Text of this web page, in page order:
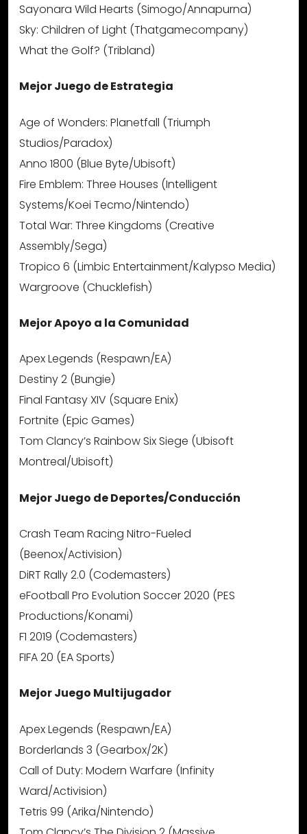
Sayonara Wild Hearts (Simogo/Annapurna)
Sky: Children of Light (Thatgamecompany)
What the Golf? (Tribland)
Mejor Juego de Estrategia
Age of Wonders: Planetfall (Triumph
Studios/Paradox)
Anno 1800 (Blue Byte/Ubisoft)
Fire Emblem: Three Houses (Intelligent
Systems/Koei Tecmo/Nintendo)
Total War: Three Kingdoms (Creative
Assembly/Sega)
Tropico 6 (Limbic Entertainment/Kalypso Media)
Wargroove (Chucklefish)
Mejor Apoyo a la Comunidad
Apex Legends (Respawn/EA)
Destiny 2 (Bungie)
Final Fantasy XIV (Square Enix)
Fortnite (Epic Games)
Tom Clancy’s Rainbow Six Siege (Ubisoft
Montreal/Ubisoft)
Mejor Juego de Deportes/Conducción
Crash Team Racing Nitro-Fueled
(Beenox/Activision)
DiRT Rally 2.0 (Codemasters)
eFootball Pro Evolution Soccer 2020 (PES
Productions/Konami)
F1 2019 (Codemasters)
FIFA 20 (EA Sports)
Mejor Juego Multijugador
Apex Legends (Respawn/EA)
Borderlands 3 (Gearbox/2K)
Call of Duty: Modern Warfare (Infinity
Ward/Activision)
Tetris 99 (Arika/Nintendo)